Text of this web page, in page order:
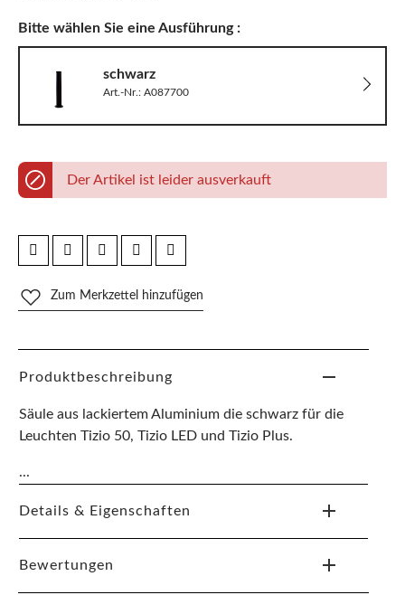
Bitte wählen Sie eine Ausführung :
schwarz
Art.-Nr.: A087700
Der Artikel ist leider ausverkauft
Zum Merkzettel hinzufügen
Produktbeschreibung
Säule aus lackiertem Aluminium die schwarz für die
Leuchten Tizio 50, Tizio LED und Tizio Plus.
...
Details & Eigenschaften
Bewertungen